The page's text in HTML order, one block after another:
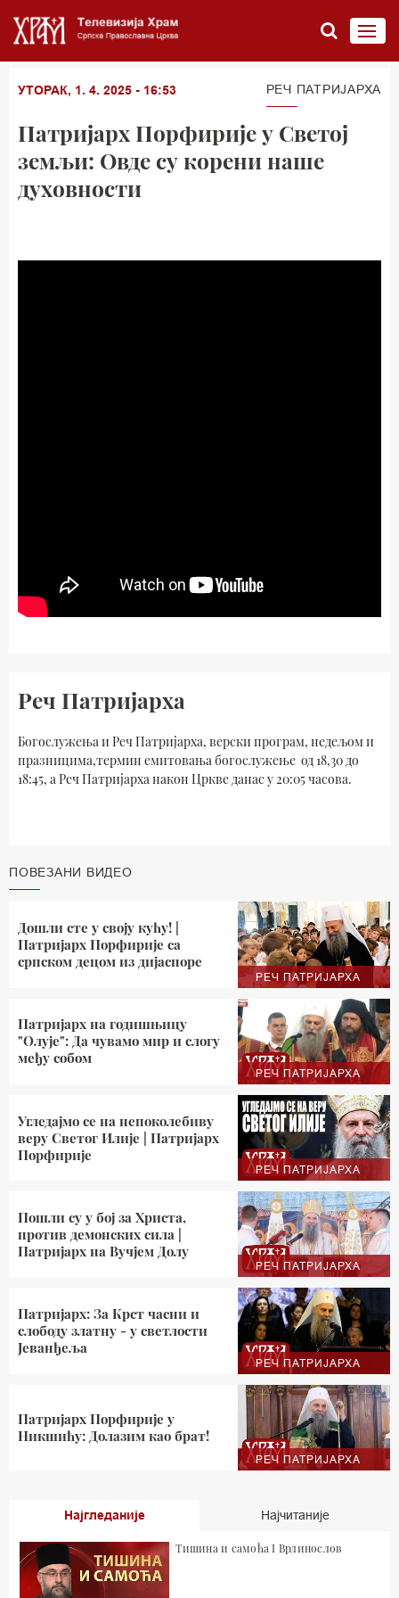
УТОРАК, 1. 4. 2025 - 16:53 РЕЧ ПАТРИЈАРХА
Патријарх Порфирије у Светој
земљи: Овде су корени наше
духовности
Реч Патријарха
Богослужења и Реч Патријарха, верски програм, недељом и
празницима,термин емитовања богослужење од 18,30 до
18:45, а Реч Патријарха након Цркве данас у 20:05 часова.
ПОВЕЗАНИ ВИДЕО
РЕЧ ПАТРИЈАРХА
Дошли сте у своју кућу! |
Патријарх Порфирије са
српском децом из дијаспоре
РЕЧ ПАТРИЈАРХА
Патријарх на годишњицу
"Олује": Да чувамо мир и слогу
међу собом
РЕЧ ПАТРИЈАРХА
Угледајмо се на непоколебиву
веру Светог Илије | Патријарх
Порфирије
РЕЧ ПАТРИЈАРХА
Пошли су у бој за Христа,
против демонских сила |
Патријарх на Вучјем Долу
РЕЧ ПАТРИЈАРХА
Патријарх: За Крст часни и
слободу златну - у светлости
Јеванђеља
РЕЧ ПАТРИЈАРХА
Патријарх Порфирије у
Никшићу: Долазим као брат!
Најгледаније Најчитаније
Тишина и самоћа I Врлинослов